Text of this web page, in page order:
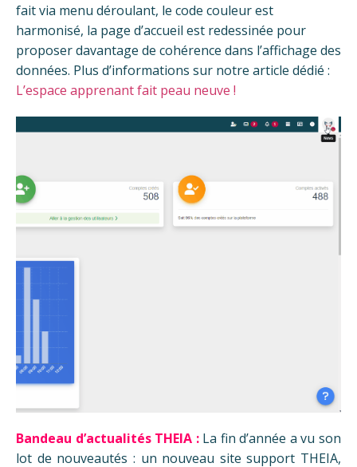
fait via menu déroulant, le code couleur est
harmonisé, la page d’accueil est redessinée pour
proposer davantage de cohérence dans l’affichage des
données. Plus d’informations sur notre article dédié :
L’espace apprenant fait peau neuve !
Bandeau d’actualités THEIA : La fin d’année a vu son
lot de nouveautés : un nouveau site support THEIA,